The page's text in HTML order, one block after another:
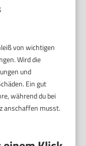
von wichtigen
Wird die
und
Ein gut
während du bei
anschaffen musst.